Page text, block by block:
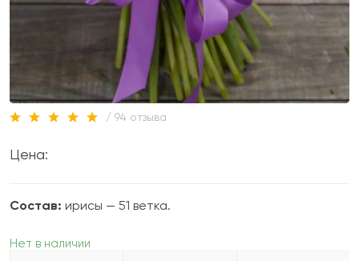
/ 94 отзыва
Цена:
Состав: ирисы — 51 ветка.
Нет в наличии